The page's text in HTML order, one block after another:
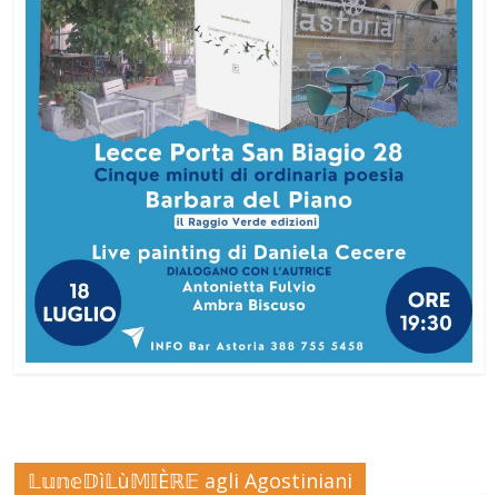
𝕃𝕦𝕟𝕖𝔻ì𝕃ù𝕄𝕀Èℝ𝔼 agli Agostiniani